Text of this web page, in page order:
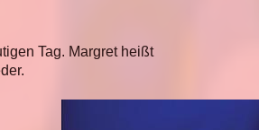
Tag. Margret heißt